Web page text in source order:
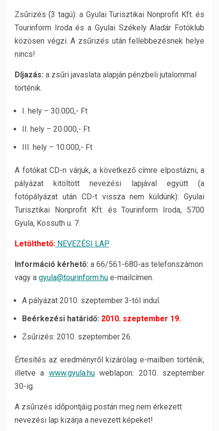
Zsűrizés (3 tagú): a Gyulai Turisztikai Nonprofit Kft. és
Tourinform Iroda és a Gyulai Székely Aladár Fotóklub
közösen végzi. A zsűrizés után fellebbezésnek helye
nincs!
Díjazás: a zsűri javaslata alapján pénzbeli jutalommal
történik.
I. hely – 30.000,- Ft
II. hely – 20.000,- Ft
III. hely – 10.000,- Ft
A fotókat CD-n várjuk, a következő címre elpostázni, a
pályázat kitöltött nevezési lapjával együtt (a
fotópályázat után CD-t vissza nem küldünk): Gyulai
Turisztikai Nonprofit Kft. és Tourinform Iroda, 5700
Gyula, Kossuth u. 7.
Letölthető: NEVEZÉSI LAP
Információ kérhető: a 66/561-680-as telefonszámon
vagy a gyula@tourinform.hu e-mailcímen.
A pályázat 2010. szeptember 3-tól indul.
Beérkezési határidő: 2010. szeptember 19.
Zsűrizés: 2010. szeptember 26.
Értesítés az eredményről kizárólag e-mailben történik,
illetve a www.gyula.huweblapon: 2010. szeptember
30-ig.
A zsűrizés időpontjáig postán meg nem érkezett
nevezési lap kizárja a nevezett képeket!